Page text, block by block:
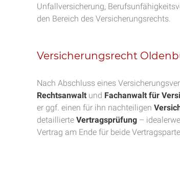
Unfallversicherung,
den Bereich des Versicherungsrechts.
Versicherungsrecht
Nach Abschluss eines
Rechtsanwalt und Fachanwalt für
er ggf. einen für ihn nachteiligen
detaillierte Vertragsprüfung –
Vertrag am Ende für beide